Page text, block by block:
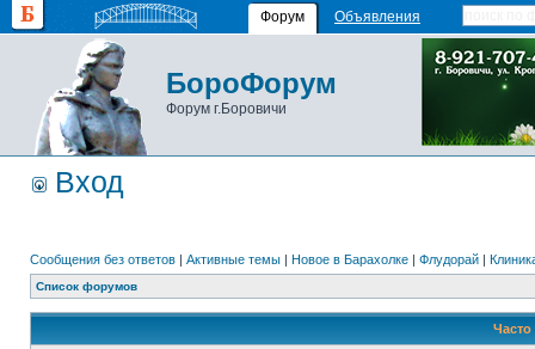
Форум Объявления
БороФорум
Форум г.Боровичи
Вход
Сообщения без ответов | Активные темы | Новое в Барахолке | Флудорай |
Список форумов